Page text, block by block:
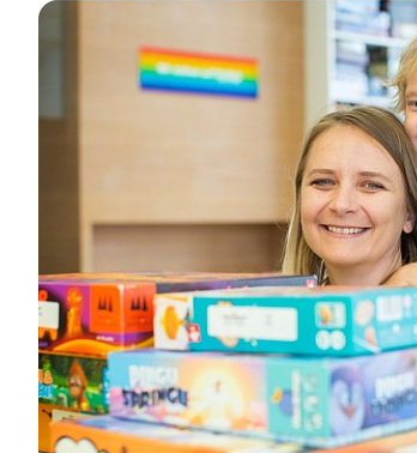
Bild in Lightbox öffnen